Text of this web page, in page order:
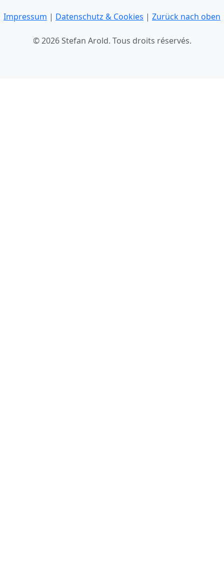
Impressum | Datenschutz & Cookies | Zurück nach oben
© 2026 Stefan Arold. Tous droits réservés.